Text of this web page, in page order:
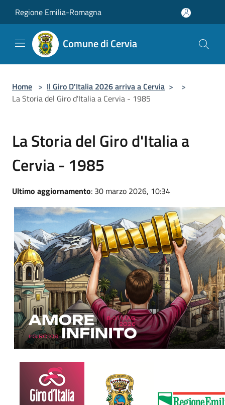
Regione Emilia-Romagna
Comune di Cervia
Home > Il Giro D'Italia 2026 arriva a Cervia >
>
La Storia del Giro d'Italia a Cervia - 1985
La Storia del Giro d'Italia a
Cervia - 1985
Ultimo aggiornamento: 30 marzo 2026, 10:34